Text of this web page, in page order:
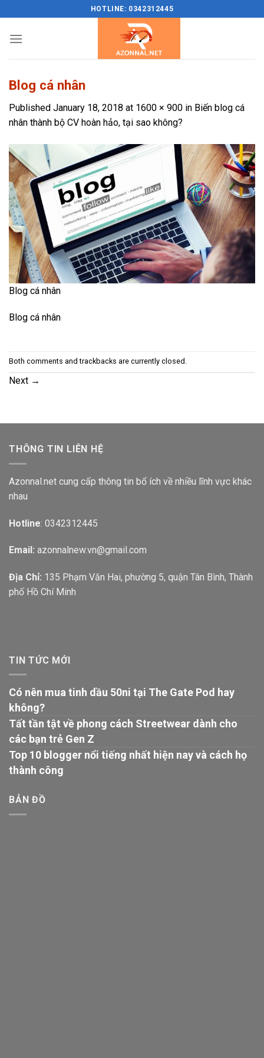
content
HOTLINE: 0342312445
Blog cá nhân
Published January 18, 2018 at 1600 × 900 in Biến blog cá
nhân thành bộ CV hoàn hảo, tại sao không?
Blog cá nhân
Blog cá nhân
Both comments and trackbacks are currently closed.
Next →
THÔNG TIN LIÊN HỆ
Azonnal.net cung cấp thông tin bổ ích về nhiều lĩnh vực khác
nhau
Hotline: 0342312445
Email: azonnalnew.vn@gmail.com
Địa Chỉ: 135 Phạm Văn Hai, phường 5, quận Tân Bình, Thành
phố Hồ Chí Minh
TIN TỨC MỚI
Có nên mua tinh dầu 50ni tại The Gate Pod hay
không?
Tất tần tật về phong cách Streetwear dành cho
các bạn trẻ Gen Z
Top 10 blogger nổi tiếng nhất hiện nay và cách họ
thành công
BẢN ĐỒ